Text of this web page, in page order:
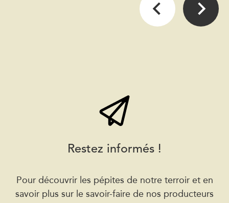
Restez informés !
Pour découvrir les pépites de notre terroir et en
savoir plus sur le savoir-faire de nos producteurs